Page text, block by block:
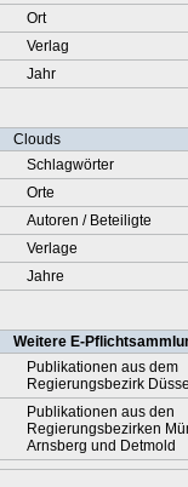
Ort
Verlag
Jahr
Clouds
Schlagwörter
Orte
Autoren / Beteiligte
Verlage
Jahre
Weitere E-
Publikationen aus dem
Regierungsbezirk
Publikationen aus den
Regierungsbezirken
Arnsberg und Detmold